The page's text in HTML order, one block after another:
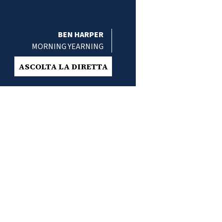
BEN HARPER
MORNING YEARNING
ASCOLTA LA DIRETTA